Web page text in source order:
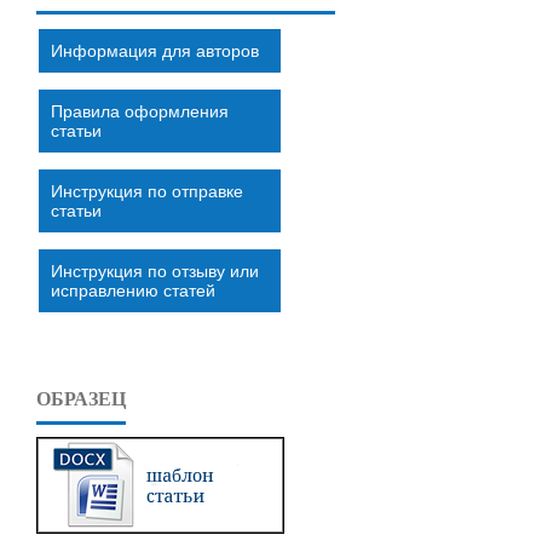
Информация для авторов
Правила оформления
статьи
Инструкция по отправке
статьи
Инструкция по отзыву или
исправлению статей
ОБРАЗЕЦ